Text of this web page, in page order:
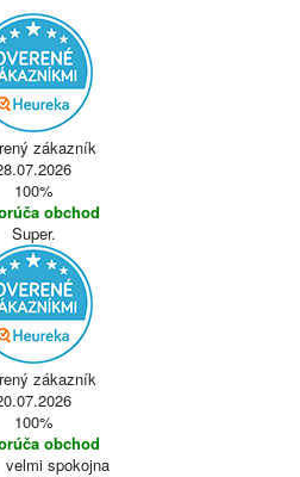
zákazník
100%
obchod
Super.
zákazník
100%
obchod
velmi spokojna